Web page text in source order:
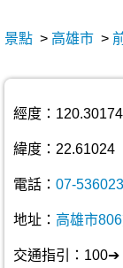
景點 > 高雄市 >
經度：120.30174
緯度：22.61024
電話： 07-
地址： 高雄市
交通指引：100➔